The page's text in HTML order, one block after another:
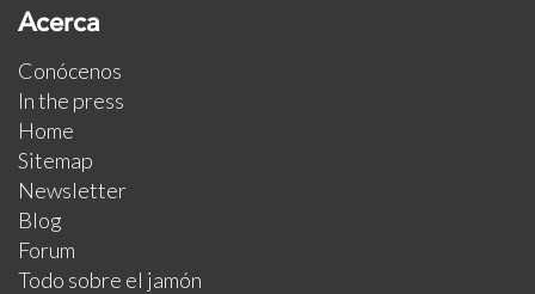
Acerca
Conócenos
In the press
Home
Sitemap
Newsletter
Blog
Forum
Todo sobre el jamón